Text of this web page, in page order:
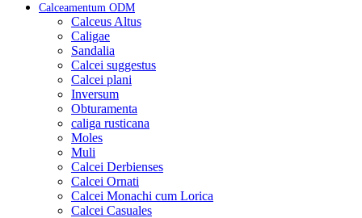
Calceamentum ODM
Calceus Altus
Caligae
Sandalia
Calcei suggestus
Calcei plani
Inversum
Obturamenta
caliga rusticana
Moles
Muli
Calcei Derbienses
Calcei Ornati
Calcei Monachi cum Lorica
Calcei Casuales